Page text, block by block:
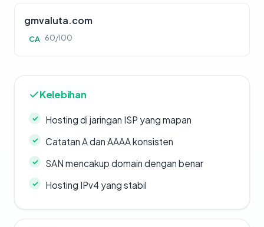
gmvaluta.com
CA 60/100
Kelebihan
Hosting di jaringan ISP yang mapan
Catatan A dan AAAA konsisten
SAN mencakup domain dengan benar
Hosting IPv4 yang stabil